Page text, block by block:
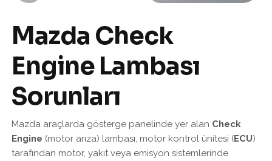
Mazda Check
Engine Lambası
Sorunları
Mazda araçlarda gösterge panelinde yer alan Check
Engine (motor arıza) lambası, motor kontrol ünitesi (ECU)
tarafından motor, yakıt veya emisyon sistemlerinde